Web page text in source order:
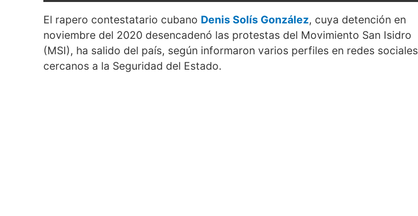
El rapero contestatario cubano Denis Solís González, cuya detención en
noviembre del 2020 desencadenó las protestas del Movimiento San Isidro
(MSI), ha salido del país, según informaron varios perfiles en redes sociales
cercanos a la Seguridad del Estado.